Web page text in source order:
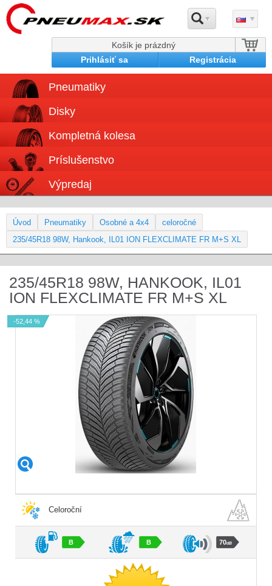
Košík je prázdný
Prihlásiť sa
Registrácia
Pneumatiky
Disky
Kompletná kolesa
Príslušenstvo
Výpredaj
Úvod Pneumatiky Osobné a 4x4
celoročné
235/45R18 98W, Hankook, IL01 ION FLEXCLIMATE FR M+S XL
235/45R18 98W, HANKOOK, IL01
ION FLEXCLIMATE FR M+S XL
-52,44 %
Celoroční
B B 70dB